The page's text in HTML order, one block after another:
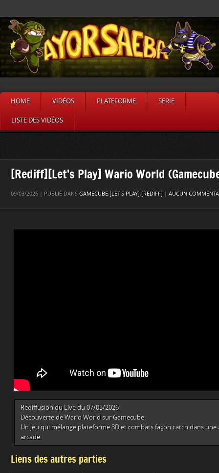
HOME VIDÉOS PLATEFORME SERIE
LISTE DES VIDÉOS
[Rediff][Let’s Play] Wario World
09/03/2026 | PUBLIÉ DANS GAMECUBE,[LET'S PLAY],[REDIFF] AUCUN
Rediffusion du Live du 07/03/2026
Découverte de Wario World sur Gamecube.
Un jeu qui mélange plateforme 3D et combats façon catch dans
arcade.
Liens des autres parties